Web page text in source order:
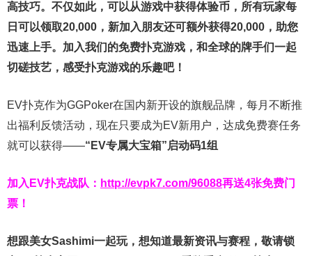
高技巧。不仅如此， 可以从游戏中获得体验币，所有玩家每
日可以领取20,000，新加入朋友还可额外获得20,000，助您
迅速上手。 加入我们的免费扑克游戏，和全球的牌手们一起
切磋技艺，感受扑克游戏的乐趣吧！
EV扑克作为GGPoker在国内新开设的旗舰品牌，每月不断推
出福利反馈活动，现在只要成为EV新用户，达成免费赛任务
就可以获得——“EV专属大宝箱”启动码1组
加入EV扑克战队： http://evpk7.com/96088再送4张免费门
票！
想跟美女Sashimi一起玩， 想知道最新资讯与赛程， 敬请锁